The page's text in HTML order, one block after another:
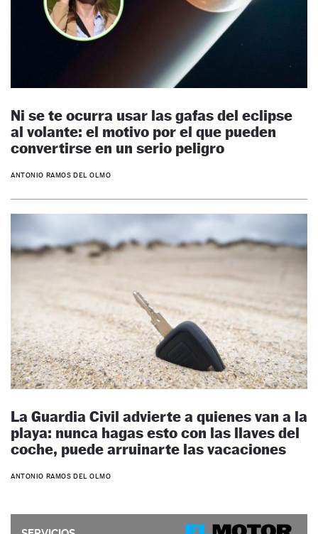
Ni se te ocurra usar las gafas del eclipse
al volante: el motivo por el que pueden
convertirse en un serio peligro
ANTONIO RAMOS DEL OLMO
La Guardia Civil advierte a quienes van a la
playa: nunca hagas esto con las llaves del
coche, puede arruinarte las vacaciones
ANTONIO RAMOS DEL OLMO